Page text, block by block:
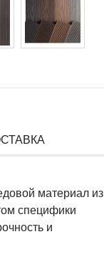
материал из
специфики
и